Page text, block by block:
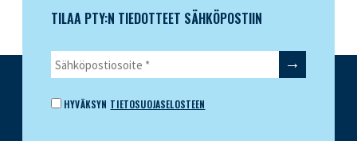
TILAA PTY:N TIEDOTTEET SÄHKÖPOSTIIN
HYVÄKSYN TIETOSUOJASELOSTEEN